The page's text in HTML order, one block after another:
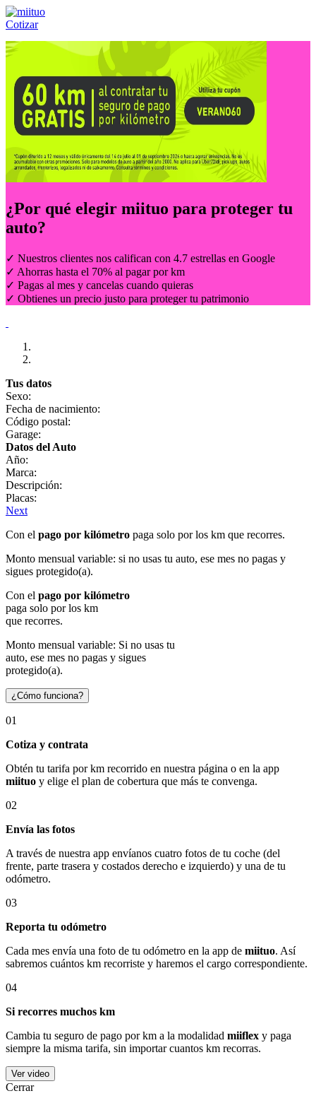
Cotizar
Llámanos al:(55) 84-21-05-00 ó
¿Por qué elegir miituo para proteger tu
auto?
✓ Nuestros clientes nos califican con 4.7 estrellas en Google
✓ Ahorras hasta el 70% al pagar por km
✓ Pagas al mes y cancelas cuando quieras
✓ Obtienes un precio justo para proteger tu patrimonio
Tus datos
Sexo:
Fecha de nacimiento:
Código postal:
Garage:
Datos del Auto
Año:
Marca:
Descripción:
Placas:
Next
Con el pago por kilómetro paga solo por los km que recorres.
Monto mensual variable: si no usas tu auto, ese mes no pagas y
sigues protegido(a).
Con el pago por kilómetro
paga solo por los km
que recorres.
Monto mensual variable: Si no usas tu
auto, ese mes no pagas y sigues
protegido(a).
¿Cómo funciona?
01
Cotiza y contrata
Obtén tu tarifa por km recorrido en nuestra página o en la app
miituo y elige el plan de cobertura que más te convenga.
02
Envía las fotos
A través de nuestra app envíanos cuatro fotos de tu coche (del
frente, parte trasera y costados derecho e izquierdo) y una de tu
odómetro.
03
Reporta tu odómetro
Cada mes envía una foto de tu odómetro en la app de miituo. Así
sabremos cuántos km recorriste y haremos el cargo correspondiente.
04
Si recorres muchos km
Cambia tu seguro de pago por km a la modalidad miiflex y paga
siempre la misma tarifa, sin importar cuantos km recorras.
Ver video
Cerrar